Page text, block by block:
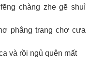
chàng zhe gē shuì
phâng trang chơ cưa
và rồi ngủ quên mất